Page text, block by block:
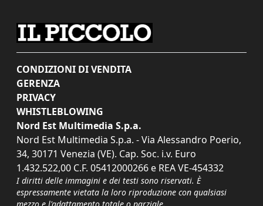
CONDIZIONI DI VENDITA
GERENZA
PRIVACY
WHISTLEBLOWING
Nord Est Multimedia S.p.a.
Nord Est Multimedia S.p.a. - Via Alessandro Poerio,
34, 30171 Venezia (VE). Cap. Soc. i.v. Euro
1.432.522,00 C.F. 05412000266 e REA VE-454332
I diritti delle immagini e dei testi sono riservati. È
espressamente vietata la loro riproduzione con qualsiasi